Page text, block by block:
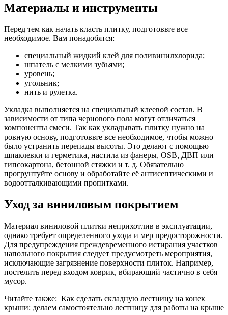
Материалы и инструменты
Перед тем как начать класть плитку, подготовьте все
необходимое. Вам понадобятся:
специальный жидкий клей для поливинилхлорида;
шпатель с мелкими зубьями;
уровень;
угольник;
нить и рулетка.
Укладка выполняется на специальный клеевой состав. В
зависимости от типа чернового пола могут отличаться
компоненты смеси. Так как укладывать плитку нужно на
ровную основу, подготовьте все необходимое, чтобы можно
было устранить перепады высоты. Это делают с помощью
шпаклевки и герметика, настила из фанеры, OSB, ДВП или
гипсокартона, бетонной стяжки и т. д. Обязательно
прогрунтуйте основу и обработайте её антисептическими и
водоотталкивающими пропитками.
Уход за виниловым покрытием
Материал виниловой плитки неприхотлив в эксплуатации,
однако требует определенного ухода и мер предосторожности.
Для предупреждения преждевременного истирания участков
напольного покрытия следует предусмотреть мероприятия,
исключающие загрязнение поверхности плиток. Например,
постелить перед входом коврик, вбирающий частично в себя
мусор.
Читайте также: Как сделать складную лестницу на конек
крыши: делаем самостоятельно лестницу для работы на крыше